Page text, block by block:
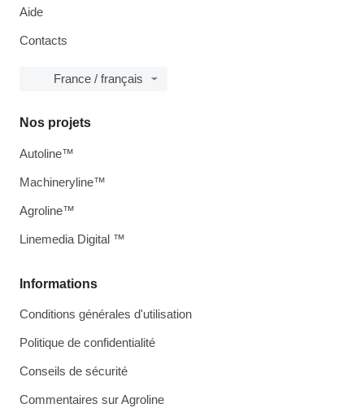
Aide
Contacts
France / français
Informations
Conditions générales d'utilisation
Politique de confidentialité
Conseils de sécurité
Commentaires sur Agroline
Nos projets
Autoline™
Machineryline™
Agroline™
Linemedia Digital ™